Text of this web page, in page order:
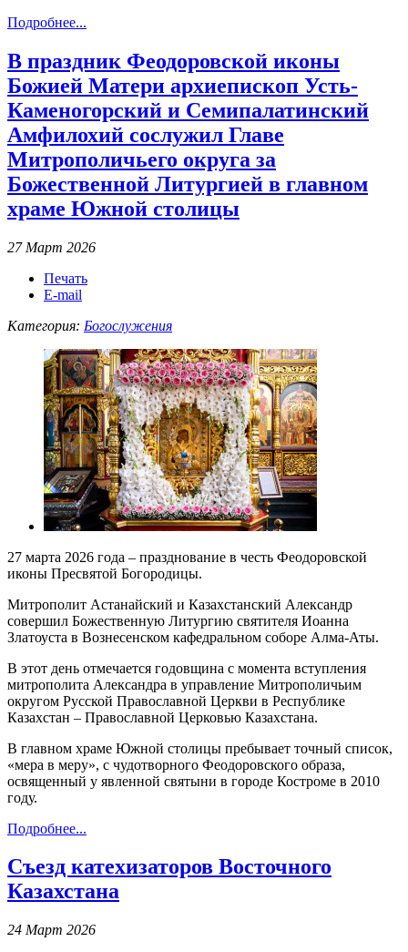
Подробнее...
В праздник Феодоровской иконы
Божией Матери архиепископ Усть-
Каменогорский и Семипалатинский
Амфилохий сослужил Главе
Митрополичьего округа за
Божественной Литургией в главном
храме Южной столицы
27 Март 2026
Печать
E-mail
Категория: Богослужения
27 марта 2026 года – празднование в честь Феодоровской
иконы Пресвятой Богородицы.
Митрополит Астанайский и Казахстанский Александр
совершил Божественную Литургию святителя Иоанна
Златоуста в Вознесенском кафедральном соборе Алма-Аты.
В этот день отмечается годовщина с момента вступления
митрополита Александра в управление Митрополичьим
округом Русской Православной Церкви в Республике
Казахстан – Православной Церковью Казахстана.
В главном храме Южной столицы пребывает точный список,
«мера в меру», с чудотворного Феодоровского образа,
освященный у явленной святыни в городе Костроме в 2010
году.
Подробнее...
Съезд катехизаторов Восточного
Казахстана
24 Март 2026